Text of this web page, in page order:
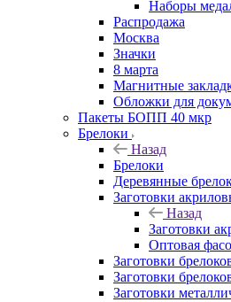
Наборы
Распродажа
Москва
Значки
8 марта
Магнитные
Обложки для
Пакеты БОПП 40 мкр
Брелоки
Назад
Брелоки
Деревянные
Заготовки
Назад
Заготовки
Оптовая
Заготовки
Заготовки
Заготовки